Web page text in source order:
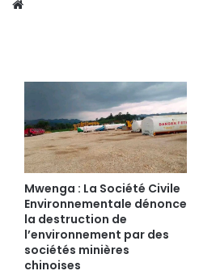
Mwenga : La Société Civile
Environnementale dénonce
la destruction de
l’environnement par des
sociétés minières
chinoises